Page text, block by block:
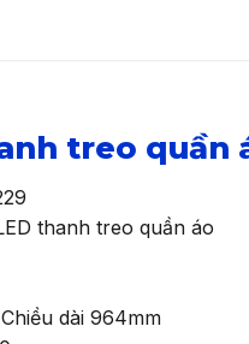
treo quần
thanh treo quần áo
dài 964mm